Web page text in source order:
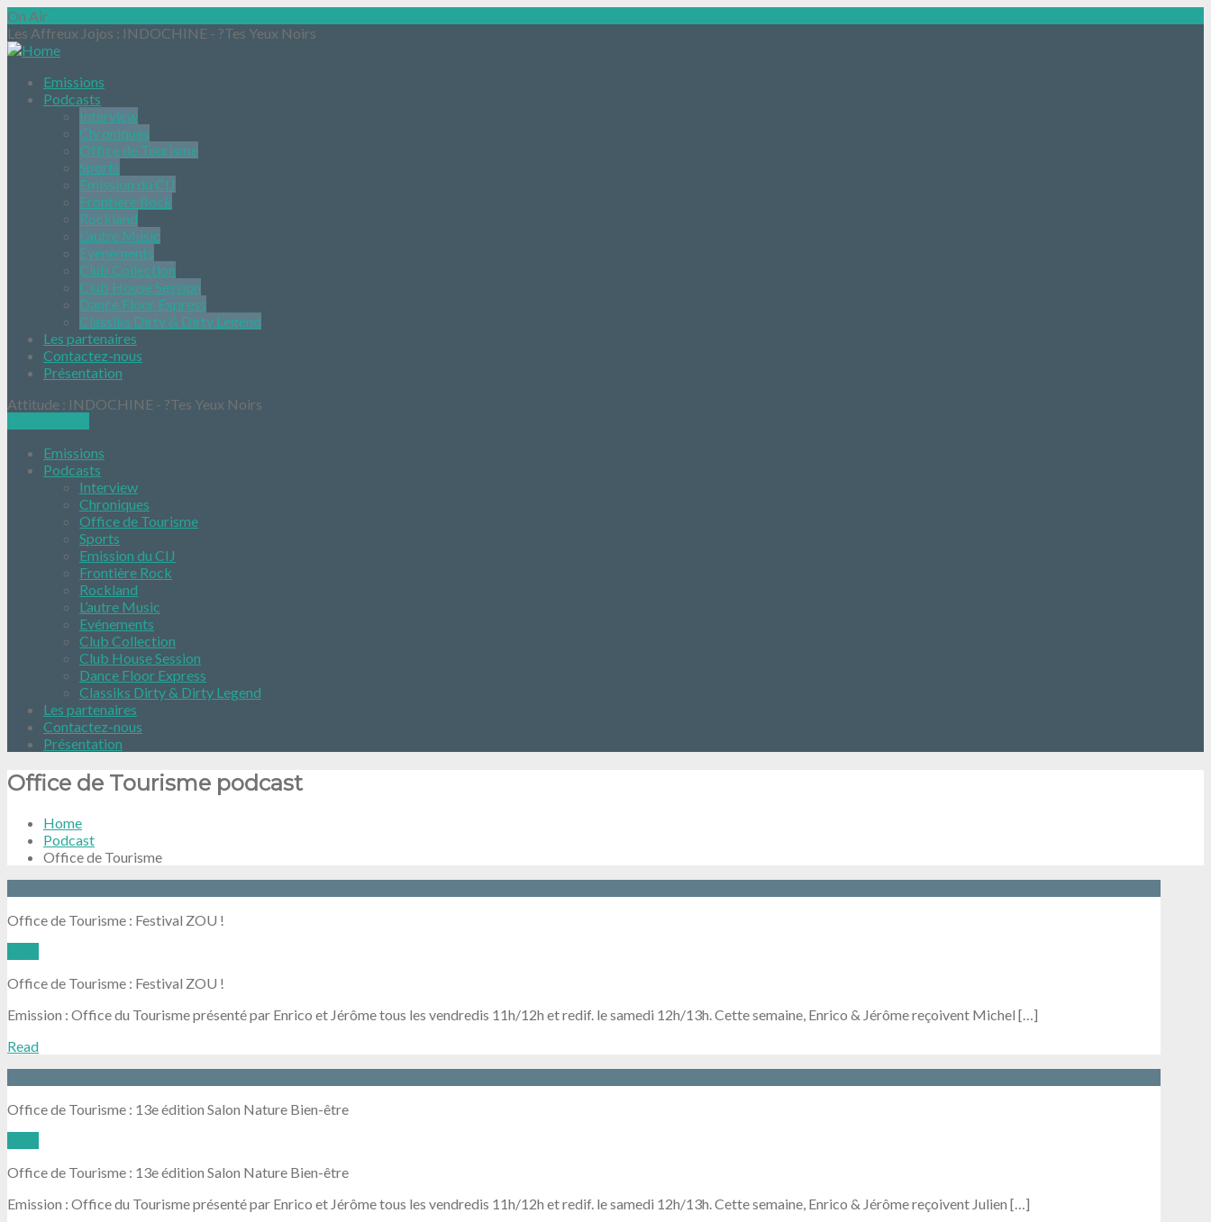
On Air
Les Affreux Jojos : INDOCHINE - ?Tes Yeux Noirs
Emissions
Podcasts
Interview
Chroniques
Office de Tourisme
Sports
Emission du CIJ
Frontière Rock
Rockland
L’autre Music
Evénements
Club Collection
Club House Session
Dance Floor Express
Classiks Dirty & Dirty Legend
Les partenaires
Contactez-nous
Présentation
Attitude : INDOCHINE - ?Tes Yeux Noirs
Emissions
Podcasts
Interview
Chroniques
Office de Tourisme
Sports
Emission du CIJ
Frontière Rock
Rockland
L’autre Music
Evénements
Club Collection
Club House Session
Dance Floor Express
Classiks Dirty & Dirty Legend
Les partenaires
Contactez-nous
Présentation
Office de Tourisme podcast
Home
Podcast
Office de Tourisme
Office de Tourisme : Festival ZOU !
Office de Tourisme : Festival ZOU !
Emission : Office du Tourisme présenté par Enrico et Jérôme tous les vendredis 11h/12h et redif. le samedi 12h/13h. Cette semaine, Enrico & Jérôme reçoivent Michel […]
Read
Office de Tourisme : 13e édition Salon Nature Bien-être
Office de Tourisme : 13e édition Salon Nature Bien-être
Emission : Office du Tourisme présenté par Enrico et Jérôme tous les vendredis 11h/12h et redif. le samedi 12h/13h. Cette semaine, Enrico & Jérôme reçoivent Julien […]